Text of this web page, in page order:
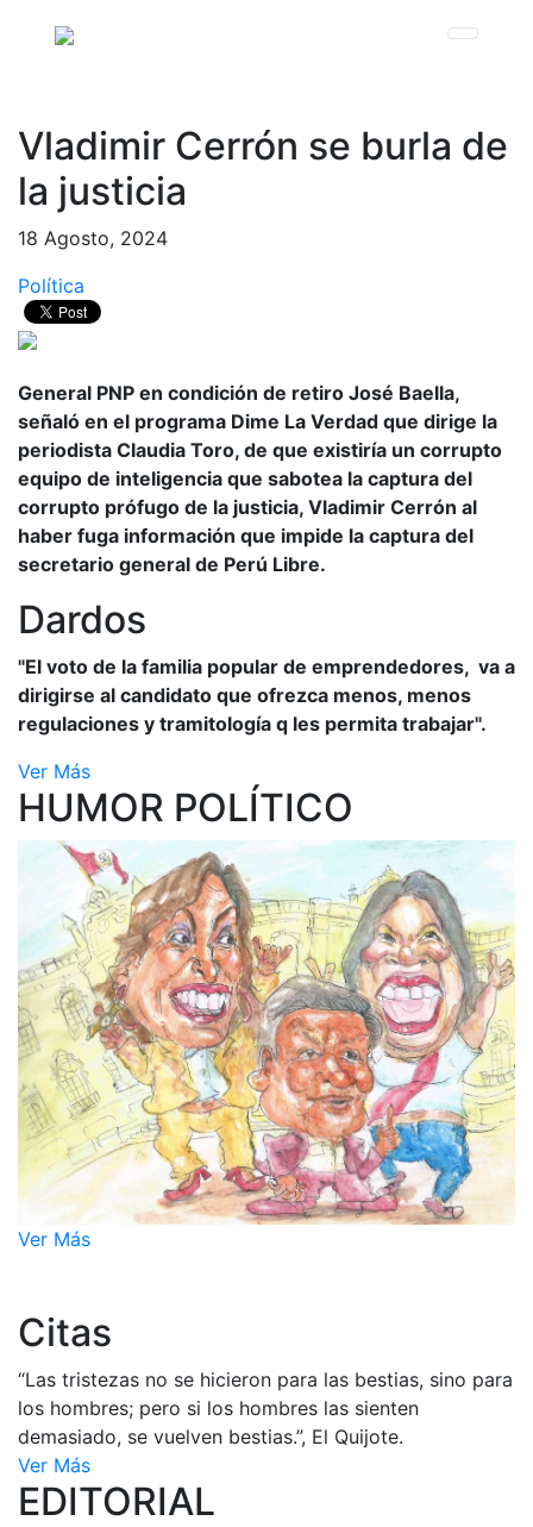
Vladimir Cerrón se burla de
la justicia
18 Agosto, 2024
Política
General PNP en condición de retiro José Baella,
señaló en el programa Dime La Verdad que dirige la
periodista Claudia Toro, de que existiría un corrupto
equipo de inteligencia que sabotea la captura del
corrupto prófugo de la justicia, Vladimir Cerrón al
haber fuga información que impide la captura del
secretario general de Perú Libre.
Dardos
"El voto de la familia popular de emprendedores, va a
dirigirse al candidato que ofrezca menos, menos
regulaciones y tramitología q les permita trabajar".
Ver Más
HUMOR POLÍTICO
Ver Más
Citas
“Las tristezas no se hicieron para las bestias, sino para
los hombres; pero si los hombres las sienten
demasiado, se vuelven bestias.”, El Quijote.
Ver Más
EDITORIAL